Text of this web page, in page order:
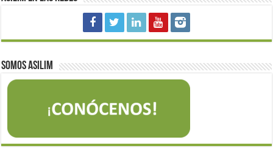
Somos Asilim